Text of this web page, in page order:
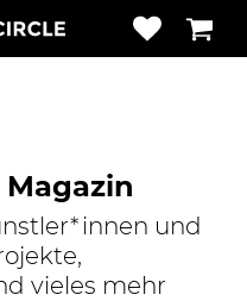
und
vieles mehr